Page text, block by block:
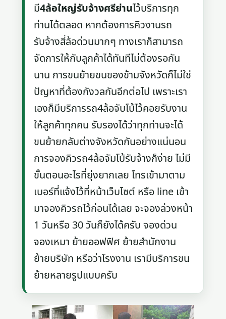
มี4ล้อใหญ่รับจ้างศรีย่านไว้บริการทุก
ท่านได้ตลอด หากต้องการคิวงานรถ
รับจ้างสี่ล้อด่วนมากๆ ทางเราก็สามารถ
จัดการให้กับลูกค้าได้ทันทีไม่ต้องรอกัน
นาน การขนย้ายขนของข้ามจังหวัดก็ไม่ใช่
ปัญหาที่ต้องกังวลกันอีกต่อไป เพราะเรา
เองก็มีบริการรถ4ล้อจับโบ้ไว้คอยรับงาน
ให้ลูกค้าทุกคน รับรองได้ว่าทุกท่านจะได้
ขนย้ายกลับต่างจังหวัดกันอย่างแน่นอน
การจองคิวรถ4ล้อจัมโบ้รับจ้างก็ง่าย ไม่มี
ขั้นตอนอะไรที่ยุ่งยากเลย โทรเข้ามาตาม
เบอร์ที่แจ้งไว้ที่หน้าเว็บไซต์ หรือ line เข้า
มาจองคิวรถไว้ก่อนได้เลย จะจองล่วงหน้า
1 วันหรือ 30 วันก็ยังได้ครับ จองด่วน
จองเหมา ย้ายออฟฟิศ ย้ายสำนักงาน
ย้ายบริษัท หรือว่าโรงงาน เรามีบริการขน
ย้ายหลายรูปแบบครับ